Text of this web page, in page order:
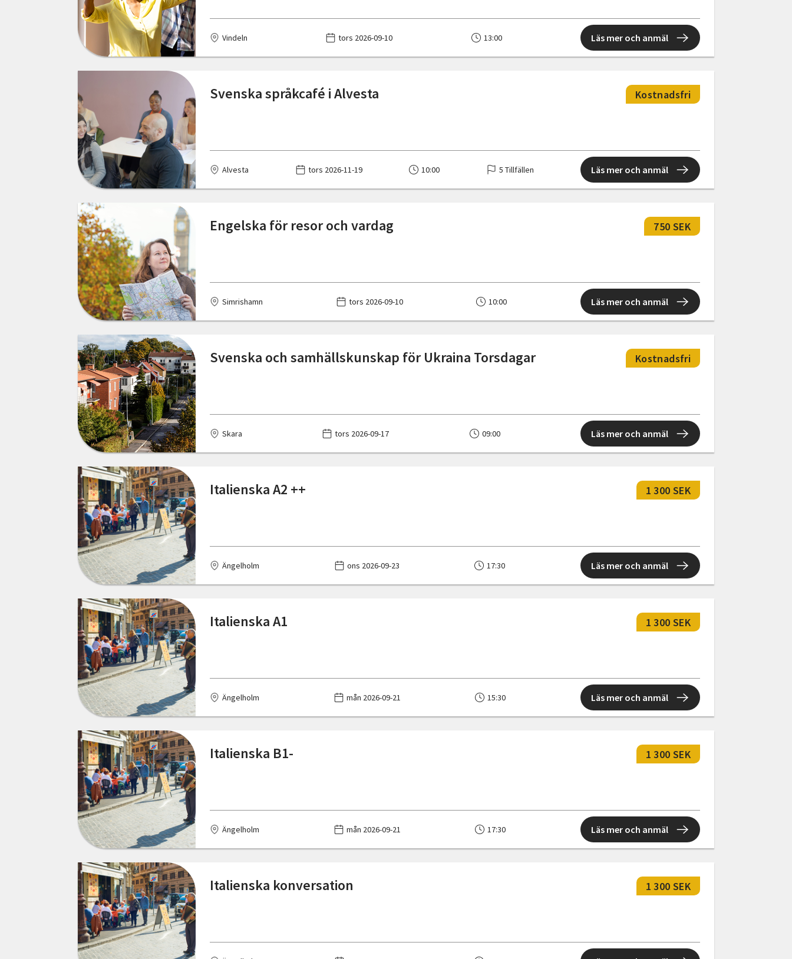
Lidköping
Lilla Edet
Ljungby
Lycksele
Lysekil
Malmö
Mölndal
Nordmaling
Nässjö
Olofström
Partille
Piteå
Simrishamn
Skara
Stenungsund
Stockholm
Storlien
Strömsund
Sundsvall
Sölvesborg
Tranås
Umeå
Varberg
Vessigebro
Vetlanda
Vindeln
Västervik
Växjö
Ydre
Åmål
Älmhult
Ängelholm
Östersund
Vindeln tors 2026-09-10 13:00 Läs mer och anmäl
Svenska språkcafé i Alvesta Kostnadsfri
Alvesta tors 2026-11-19 10:00 5 Tillfällen Läs mer och anmäl
Engelska för resor och vardag 750 SEK
Simrishamn tors 2026-09-10 10:00 Läs mer och anmäl
Svenska och samhällskunskap för Ukraina Torsdagar Kostnadsfri
Skara tors 2026-09-17 09:00 Läs mer och anmäl
Italienska A2 ++ 1 300 SEK
Ängelholm ons 2026-09-23 17:30 Läs mer och anmäl
Italienska A1 1 300 SEK
Ängelholm mån 2026-09-21 15:30 Läs mer och anmäl
Italienska B1- 1 300 SEK
Ängelholm mån 2026-09-21 17:30 Läs mer och anmäl
Italienska konversation 1 300 SEK